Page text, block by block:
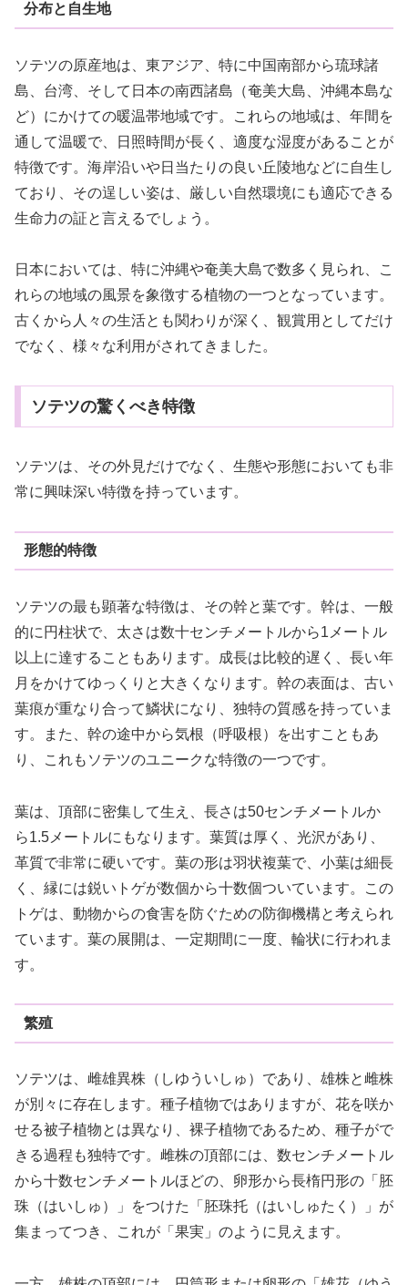
分布と自生地
ソテツの原産地は、東アジア、特に中国南部から琉球諸
島、台湾、そして日本の南西諸島（奄美大島、沖縄本島な
ど）にかけての暖温帯地域です。これらの地域は、年間を
通して温暖で、日照時間が長く、適度な湿度があることが
特徴です。海岸沿いや日当たりの良い丘陵地などに自生し
ており、その逞しい姿は、厳しい自然環境にも適応できる
生命力の証と言えるでしょう。
日本においては、特に沖縄や奄美大島で数多く見られ、こ
れらの地域の風景を象徴する植物の一つとなっています。
古くから人々の生活とも関わりが深く、観賞用としてだけ
でなく、様々な利用がされてきました。
ソテツの驚くべき特徴
ソテツは、その外見だけでなく、生態や形態においても非
常に興味深い特徴を持っています。
形態的特徴
ソテツの最も顕著な特徴は、その幹と葉です。幹は、一般
的に円柱状で、太さは数十センチメートルから1メートル
以上に達することもあります。成長は比較的遅く、長い年
月をかけてゆっくりと大きくなります。幹の表面は、古い
葉痕が重なり合って鱗状になり、独特の質感を持っていま
す。また、幹の途中から気根（呼吸根）を出すこともあ
り、これもソテツのユニークな特徴の一つです。
葉は、頂部に密集して生え、長さは50センチメートルか
ら1.5メートルにもなります。葉質は厚く、光沢があり、
革質で非常に硬いです。葉の形は羽状複葉で、小葉は細長
く、縁には鋭いトゲが数個から十数個ついています。この
トゲは、動物からの食害を防ぐための防御機構と考えられ
ています。葉の展開は、一定期間に一度、輪状に行われま
す。
繁殖
ソテツは、雌雄異株（しゆういしゅ）であり、雄株と雌株
が別々に存在します。種子植物ではありますが、花を咲か
せる被子植物とは異なり、裸子植物であるため、種子がで
きる過程も独特です。雌株の頂部には、数センチメートル
から十数センチメートルほどの、卵形から長楕円形の「胚
珠（はいしゅ）」をつけた「胚珠托（はいしゅたく）」が
集まってつき、これが「果実」のように見えます。